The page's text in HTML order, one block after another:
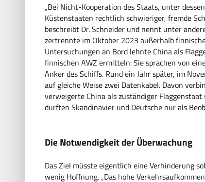
„Bei Nicht-Kooperation des Staats, unter
Küstenstaaten rechtlich schwieriger, fremde
beschreibt Dr. Schneider und nennt unter
zertrennte im Oktober 2023 außerhalb
Untersuchungen an Bord lehnte China als
finnischen AWZ ermitteln: Sie sprachen von
Anker des Schiffs. Rund ein Jahr später, im
auf gleiche Weise zwei Datenkabel. Davon
verweigerte China als zuständiger
durften Skandinavier und Deutsche nur als
Die Notwendigkeit der Überwachung
Das Ziel müsste eigentlich eine Verhinderung
wenig Hoffnung. „Das hohe